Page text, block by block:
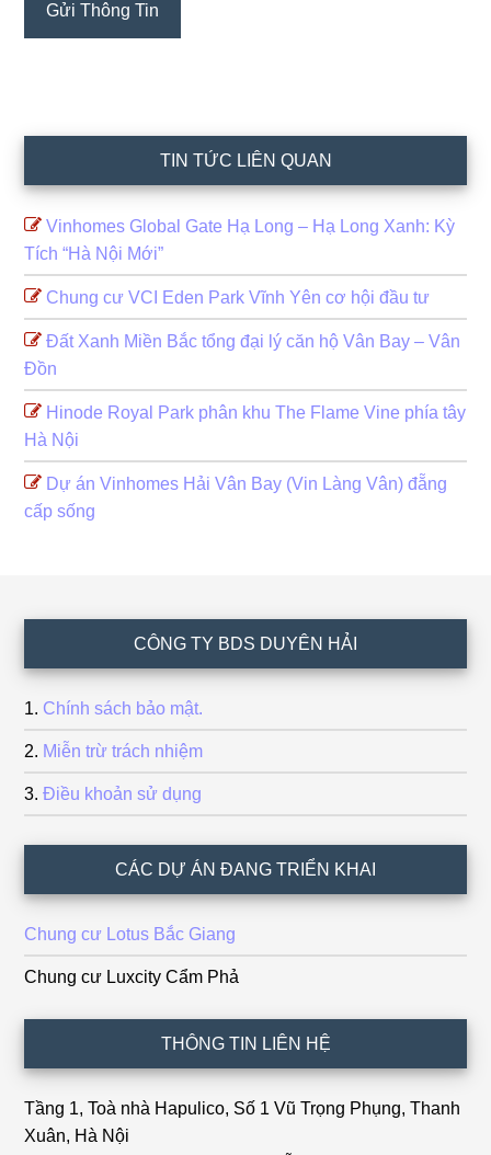
TIN TỨC LIÊN QUAN
Vinhomes Global Gate Hạ Long – Hạ Long Xanh: Kỳ
Tích “Hà Nội Mới”
Chung cư VCI Eden Park Vĩnh Yên cơ hội đầu tư
Đất Xanh Miền Bắc tổng đại lý căn hộ Vân Bay – Vân
Đồn
Hinode Royal Park phân khu The Flame Vine phía tây
Hà Nội
Dự án Vinhomes Hải Vân Bay (Vin Làng Vân) đẵng
cấp sống
CÔNG TY BDS DUYÊN HẢI
Chính sách bảo mật.
Miễn trừ trách nhiệm
Điều khoản sử dụng
CÁC DỰ ÁN ĐANG TRIỂN KHAI
Chung cư Lotus Bắc Giang
Chung cư Luxcity Cẩm Phả
THÔNG TIN LIÊN HỆ
Tầng 1, Toà nhà Hapulico, Số 1 Vũ Trọng Phụng, Thanh
Xuân, Hà Nội